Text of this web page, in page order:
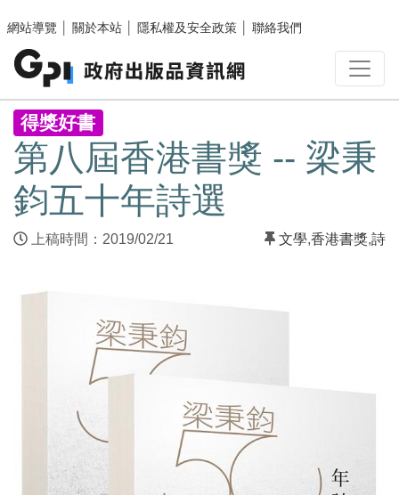
網站導覽
關於本站 隱私權及安全政策 聯絡我們
:::
得獎好書
第八屆香港書獎 -- 梁秉
鈞五十年詩選
上稿時間：2019/02/21 文學,香港書獎,詩